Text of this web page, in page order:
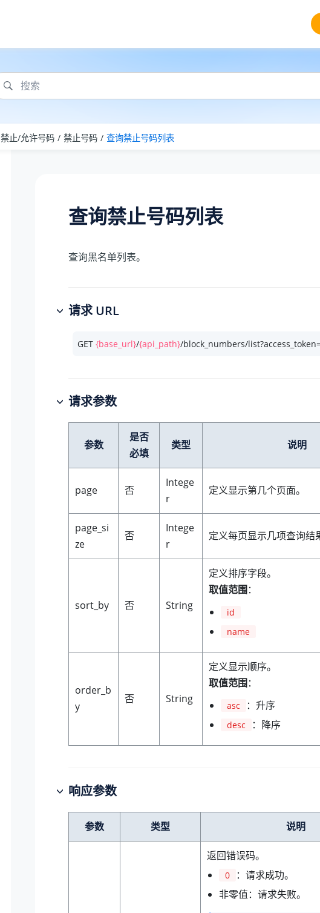
禁止/允许号码 禁止号码 查询禁止号码列表
查询禁止号码列表
查询黑名单列表。
请求 URL
GET {base_url}/{api_path}/block_numbers/
请求参数
参数
是否
必填
类型 说明
page 否
Intege
r
定义显示第几个页面。
page_si
ze
否
Intege
r
定义每页显示几项查询结
sort_by 否 String
定义排序字段。
取值范围：
id
name
order_b
y
否 String
定义显示顺序。
取值范围：
asc ：升序
desc ：降序
响应参数
参数 类型 说明
返回错误码。
0
：请求成功。
非零值：请求失败。